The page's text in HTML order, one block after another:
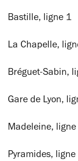
Bastille, ligne 1
La Chapelle,
Bréguet-Sabin,
Gare de Lyon,
Madeleine,
Pyramides,